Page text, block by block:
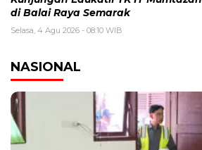
di Balai Raya Semarak
Selasa, 4 Agu 2026 - 08:10 WIB
NASIONAL